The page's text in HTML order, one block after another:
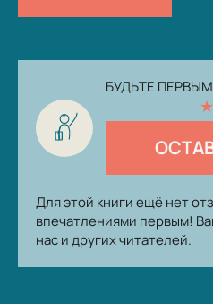
БУДЬТЕ
★
Для этой книги ещё нет
впечатлениями первым!
нас и других читателей.